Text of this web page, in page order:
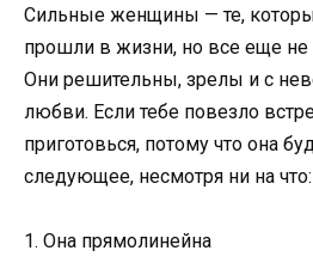
Сильные женщины — те,
прошли в жизни, но все еще не
Они решительны, зрелы и с
любви. Если тебе повезло
приготовься, потому что она
следующее, несмотря ни на что:
1. Она прямолинейна